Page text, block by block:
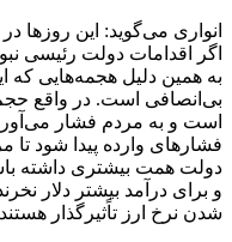
انواری می‌گوید: این روزها
اگر اقدامات دولت رئیسی
به همین دلیل هجمه‌هایی که
بی‌انصافی است. در واقع
است و به مردم فشار
فشارهای وارده پیدا شود تا
دولت همت بیشتری داشته
و برای درآمد بیشتر دلار
شدن نرخ ارز تاًثیرگذار هستند